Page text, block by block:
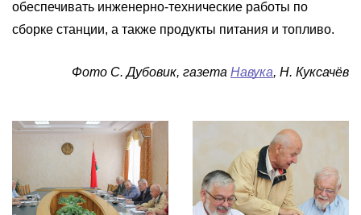
обеспечивать инженерно-технические работы по
сборке станции, а также продукты питания и топливо.
Фото С. Дубовик, газета Навука, Н. Куксачёв